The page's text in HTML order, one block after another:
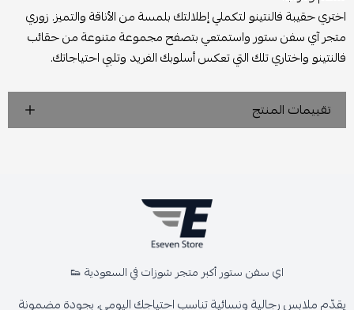
اختري حقيبة فالنتينو لتكملي إطلالتك بلمسة من الأناقة والتميز. زوري
متجر آي سفن ستور واستمتعي بتصفح مجموعة متنوعة من حقائب
فالنتينو واختاري تلك التي تعكس أسلوبك الفريد وتلبي احتياجاتك.
تقييمات المنتج
اي سفن ستور أكبر متجر شوزات في السعودية 👟
يقدّم ملابس رجالية ونسائية تناسب احتياجك اليومي، بجودة مضمونة